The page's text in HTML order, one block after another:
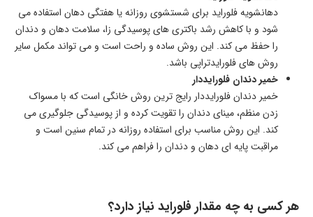
دهانشویه فلوراید برای شستشوی روزانه یا هفتگی دهان استفاده می
شود و با کاهش رشد باکتری های پوسیدگی زا، سلامت دهان و دندان
را حفظ می کند. این روش ساده و راحت است و می تواند مکمل سایر
روش های فلورایدتراپی باشد.
خمیر دندان فلورایددار
خمیر دندان فلورایددار رایج ترین روش خانگی است که با مسواک
زدن منظم، مینای دندان را تقویت کرده و از پوسیدگی جلوگیری می
کند. این روش مناسب برای استفاده روزانه در تمام سنین است و
مراقبت پایه ای دهان و دندان را فراهم می کند.
هر کسی به چه مقدار فلوراید نیاز دارد؟